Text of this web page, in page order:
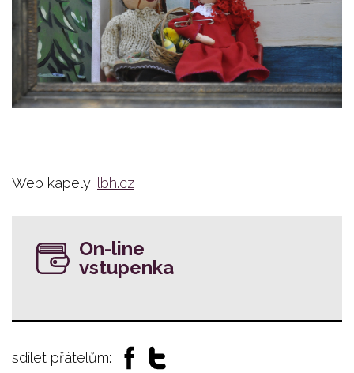
Web kapely: lbh.cz
On-line
vstupenka
sdílet přátelům: